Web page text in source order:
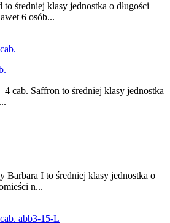
średniej klasy jednostka o długości
6 osób...
4 cab. Saffron to średniej klasy jednostka
Barbara I to średniej klasy jednostka o
n...